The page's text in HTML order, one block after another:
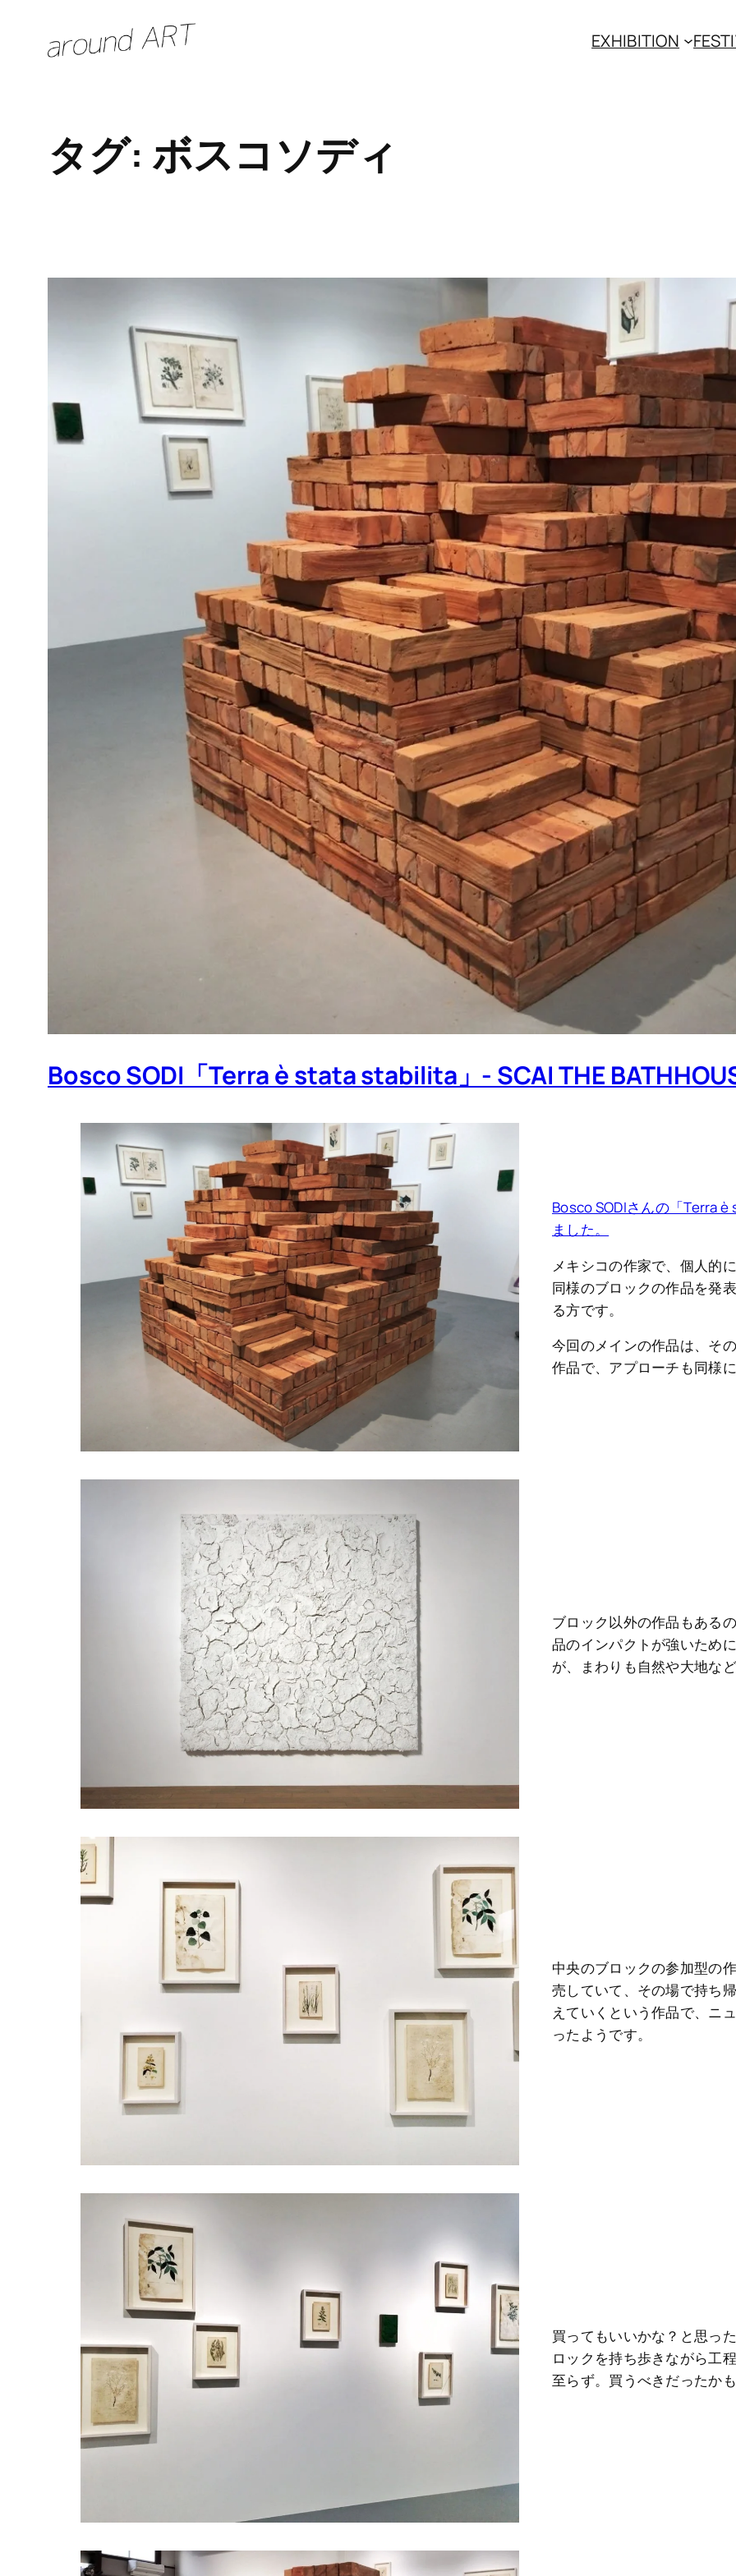
EXHIBITION
タグ: ボスコソディ
Bosco SODI「Terra è stata stabilita」- SCAI THE
Bosco SODIさんの「Terra
ました。
メキシコの作家で、個人的
同様のブロックの作品を発
る方です。
今回のメインの作品は、そ
作品で、アプローチも同様
ブロック以外の作品もある
品のインパクトが強いため
が、まわりも自然や大地な
中央のブロックの参加型の
売していて、その場で持ち
えていくという作品で、ニ
ったようです。
買ってもいいかな？と思っ
ロックを持ち歩きながら工
至らず。買うべきだったか